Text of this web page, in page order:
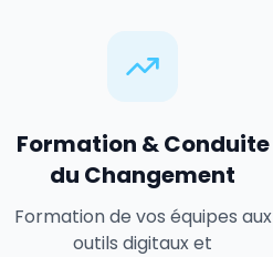
Formation & Conduite
du Changement
Formation de vos équipes aux
outils digitaux et